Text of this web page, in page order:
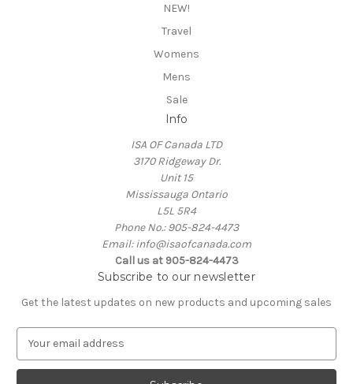
NEW!
Travel
Womens
Mens
Sale
Info
ISA OF Canada LTD
3170 Ridgeway Dr.
Unit 15
Mississauga Ontario
L5L 5R4
Phone No.: 905-824-4473
Email: info@isaofcanada.com
Call us at 905-824-4473
Subscribe to our newsletter
Get the latest updates on new products and upcoming sales
a